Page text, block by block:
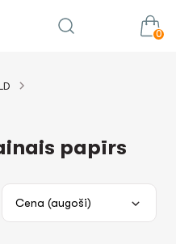
0
papīrs